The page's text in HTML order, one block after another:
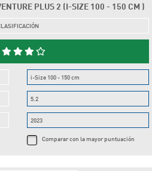
PLUS 2 (I-SIZE 100 - 150 CM )
i-Size 100 - 150 cm
5.2
2023
Comparar con la mayor puntuación